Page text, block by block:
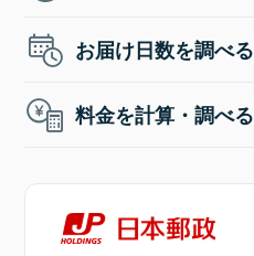
お届け日数を調べる
料金を計算・調べる